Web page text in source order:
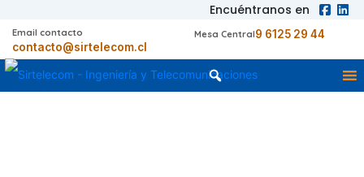
Encuéntranos en
Mesa Central9 6125 29 44
Email contacto
contacto@sirtelecom.cl